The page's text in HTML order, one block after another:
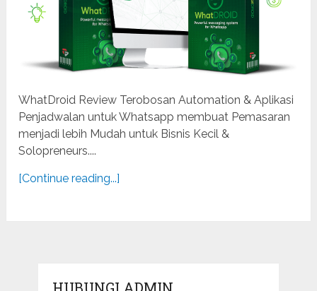
WhatDroid Review Terobosan Automation & Aplikasi
Penjadwalan untuk Whatsapp membuat Pemasaran
menjadi lebih Mudah untuk Bisnis Kecil &
Solopreneurs....
[Continue reading...]
HUBUNGI ADMIN